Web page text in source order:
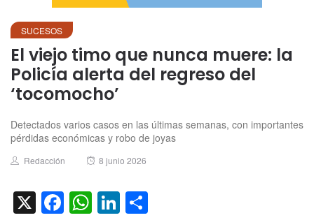
SUCESOS
El viejo timo que nunca muere: la
Policía alerta del regreso del
‘tocomocho’
Detectados varios casos en las últimas semanas, con importantes
pérdidas económicas y robo de joyas
Author
Redacción
Posted
8 junio 2026
X Facebook
WhatsApp
LinkedIn